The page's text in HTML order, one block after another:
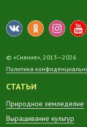
© «Сияние», 2013—2026
Политика
СТАТЬИ
Природное земледелие
Выращивание культур